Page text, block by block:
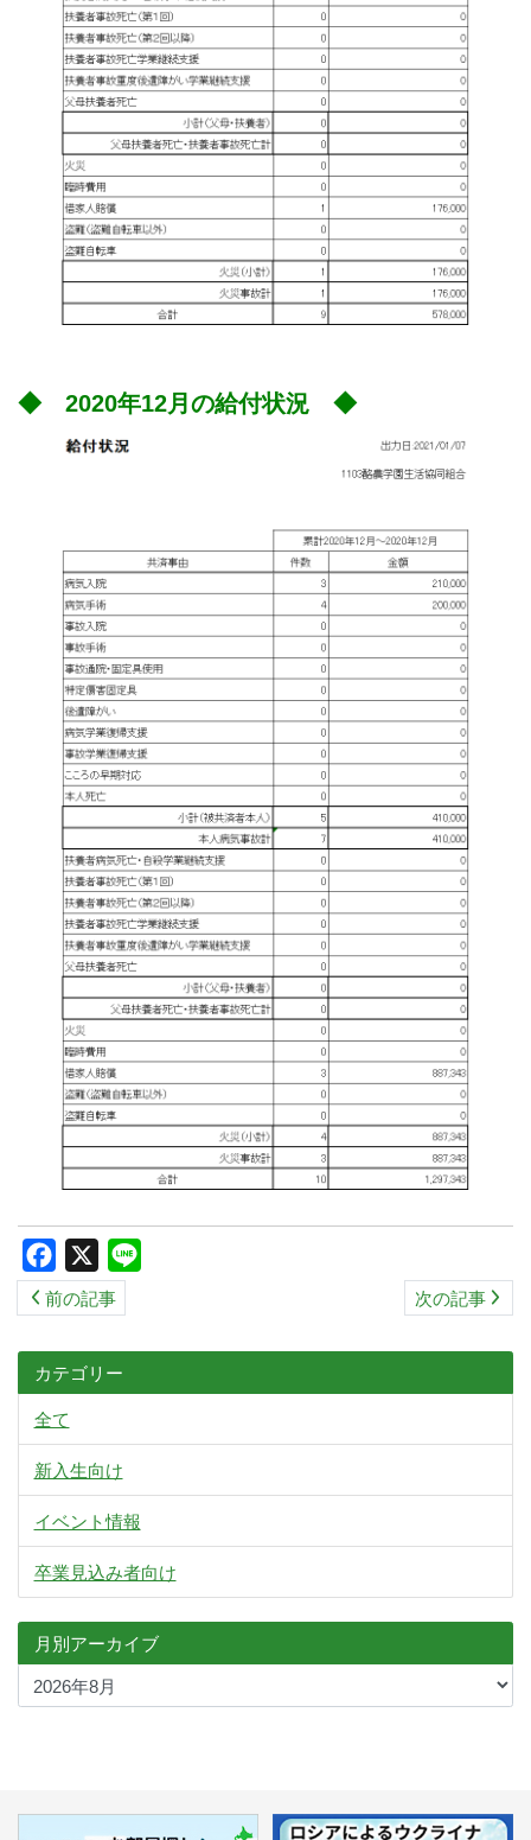
◆ 2020年12月の給付状況 ◆
Facebook
前の記事 次の記事
カテゴリー
全て
新入生向け
イベント情報
卒業見込み者向け
月別アーカイブ